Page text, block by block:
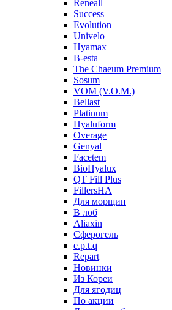
Reneall
Success
Evolution
Univelo
Hyamax
B-esta
The Chaeum Premium
Sosum
VOM (V.O.M.)
Bellast
Platinum
Hyaluform
Overage
Genyal
Facetem
BioHyalux
QT Fill Plus
FillersHA
Для морщин
В лоб
Aliaxin
Сферогель
e.p.t.q
Repart
Новинки
Из Кореи
Для ягодиц
По акции